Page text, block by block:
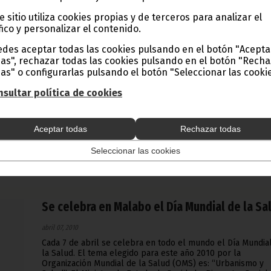
sitio utiliza cookies propias y de terceros para analizar el
y personalizar el contenido.
aceptar todas las cookies pulsando en el botón
rechazar todas las cookies pulsando en el botón
o configurarlas pulsando el botón "Seleccionar las
política de cookies
Aceptar todas Rechazar todas
Seleccionar las cookies
Comienza un curso de Bordado
abril 07, 2010
Se trata de una iniciativa apoyada por el gobierno con la
asistencia de expertos chinos.
Se celebra en Malabo el Día Mundial de la
abril 07, 2010
Cada 7 de abril se celebra en todo el mundo el Día
la Salud. El tema elegido para este año 2010 por la
Organización Mundial de la Salud (OMS) es: “Urbanismo y